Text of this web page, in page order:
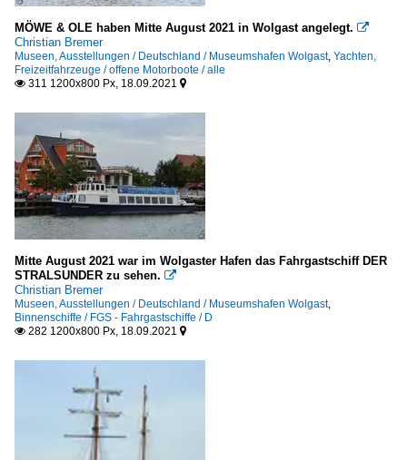
MÖWE & OLE haben Mitte August 2021 in Wolgast angelegt. 
Christian Bremer
Museen, Ausstellungen / Deutschland / Museumshafen Wolgast, Yachten,
Freizeitfahrzeuge / offene Motorboote / alle
 311 1200x800 Px, 18.09.2021 
Mitte August 2021 war im Wolgaster Hafen das Fahrgastschiff DER
STRALSUNDER zu sehen. 
Christian Bremer
Museen, Ausstellungen / Deutschland / Museumshafen Wolgast,
Binnenschiffe / FGS - Fahrgastschiffe / D
 282 1200x800 Px, 18.09.2021 